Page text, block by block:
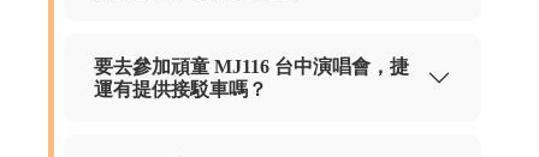
要去參加頑童 MJ116 台中演唱會，捷
運有提供接駁車嗎？